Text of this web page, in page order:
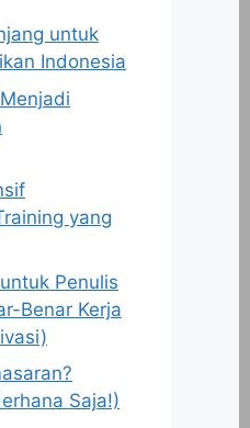
untuk
Indonesia
yang
Penulis
Benar Kerja
Saja!)